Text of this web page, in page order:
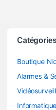
Boutique
Alarmes &
Informatique